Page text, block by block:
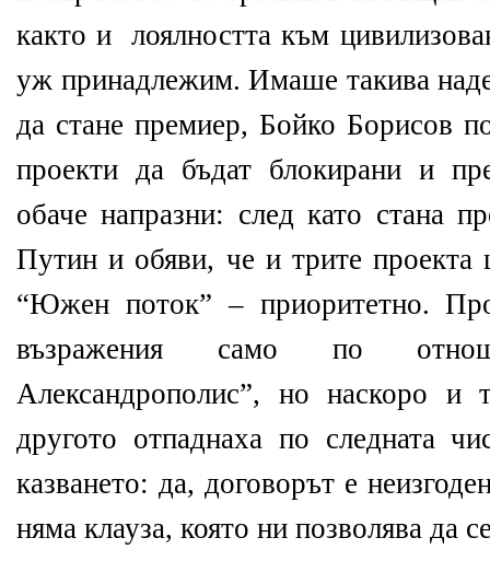
както и
лоялността към
уж принадлежим. Имаше такива
да стане премиер, Бойко Борисов
проекти да бъдат блокирани и
обаче напразни: след като стана
Путин и обяви, че и трите проекта
“Южен поток” – приоритетно.
възражения само по
Александрополис”, но наскоро
другото отпаднаха по следната
казването: да, договорът е
няма клауза, която ни позволява да